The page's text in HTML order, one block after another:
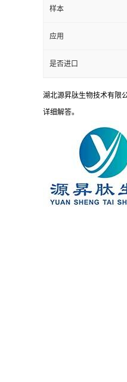
样本
应用
是否进口
湖北源昇肽生物技术有限
详细解答。